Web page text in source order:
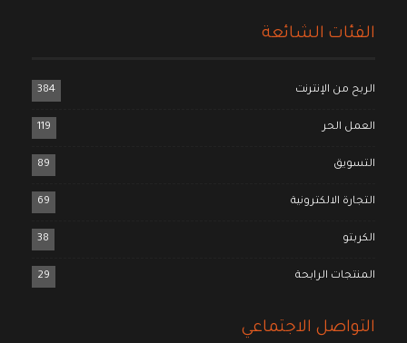
الفئات الشائعة
الربح من الإنترنت 384
العمل الحر 119
التسويق 89
التجارة الالكترونية 69
الكربتو 38
المنتجات الرابحة 29
التواصل الاجتماعي